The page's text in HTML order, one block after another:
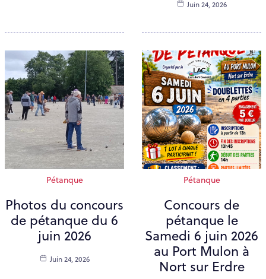
Juin 24, 2026
Pétanque
Photos du concours
de pétanque du 6
juin 2026
Juin 24, 2026
Pétanque
Concours de
pétanque le
Samedi 6 juin 2026
au Port Mulon à
Nort sur Erdre